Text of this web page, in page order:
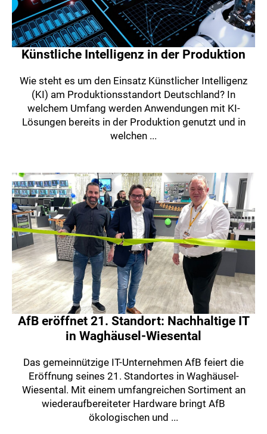
Künstliche Intelligenz in der Produktion
Wie steht es um den Einsatz Künstlicher Intelligenz
(KI) am Produktionsstandort Deutschland? In
welchem Umfang werden Anwendungen mit KI-
Lösungen bereits in der Produktion genutzt und in
welchen ...
AfB eröffnet 21. Standort: Nachhaltige IT
in Waghäusel-Wiesental
Das gemeinnützige IT-Unternehmen AfB feiert die
Eröffnung seines 21. Standortes in Waghäusel-
Wiesental. Mit einem umfangreichen Sortiment an
wiederaufbereiteter Hardware bringt AfB
ökologischen und ...